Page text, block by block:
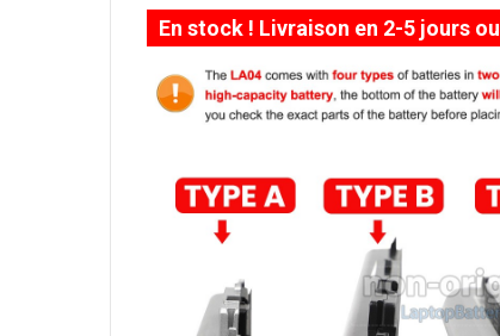
En stock ! Livraison en 2-5 jours